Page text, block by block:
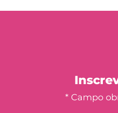
* Campo